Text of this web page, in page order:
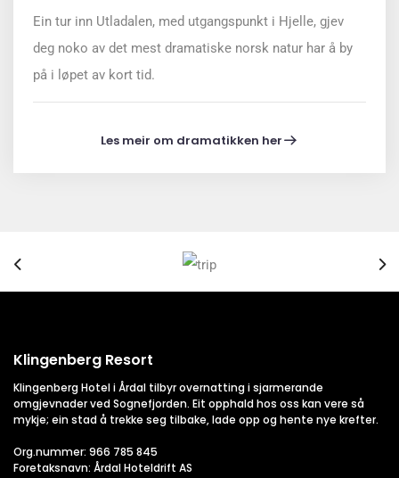
Ein tur inn Utladalen, med utgangspunkt i Hjelle, gjev
deg noko av det mest dramatiske norsk natur har å by
på i løpet av kort tid.
Les meir om dramatikken her
Klingenberg Resort
Klingenberg Hotel i Årdal tilbyr overnatting i sjarmerande
omgjevnader ved Sognefjorden. Eit opphald hos oss kan vere så
mykje; ein stad å trekke seg tilbake, lade opp og hente nye krefter.
Org.nummer: 966 785 845
Foretaksnavn: Årdal Hoteldrift AS